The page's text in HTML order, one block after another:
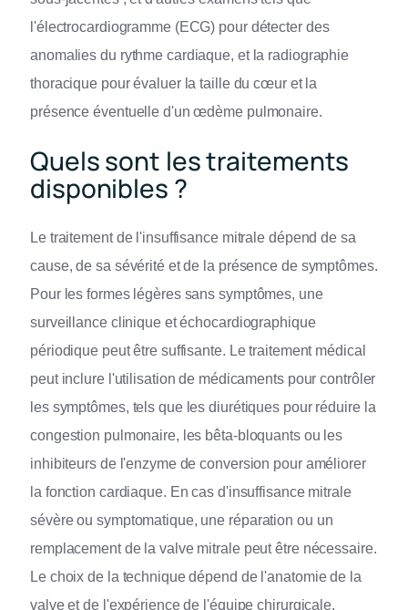
l'électrocardiogramme (ECG) pour détecter des
anomalies du rythme cardiaque, et la radiographie
thoracique pour évaluer la taille du cœur et la
présence éventuelle d'un œdème pulmonaire.
Quels sont les traitements
disponibles ?
Le traitement de l'insuffisance mitrale dépend de sa
cause, de sa sévérité et de la présence de symptômes.
Pour les formes légères sans symptômes, une
surveillance clinique et échocardiographique
périodique peut être suffisante. Le traitement médical
peut inclure l'utilisation de médicaments pour contrôler
les symptômes, tels que les diurétiques pour réduire la
congestion pulmonaire, les bêta-bloquants ou les
inhibiteurs de l'enzyme de conversion pour améliorer
la fonction cardiaque. En cas d'insuffisance mitrale
sévère ou symptomatique, une réparation ou un
remplacement de la valve mitrale peut être nécessaire.
Le choix de la technique dépend de l'anatomie de la
valve et de l'expérience de l'équipe chirurgicale.